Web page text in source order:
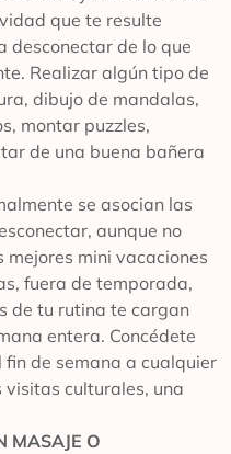
que te resulte
desconectar de lo que
Realizar algún tipo de
dibujo de mandalas,
montar puzzles,
de una buena bañera
se asocian las
aunque no
mejores mini vacaciones
fuera de temporada,
de tu rutina te cargan
entera. Concédete
de semana a cualquier
visitas culturales, una
MASAJE O